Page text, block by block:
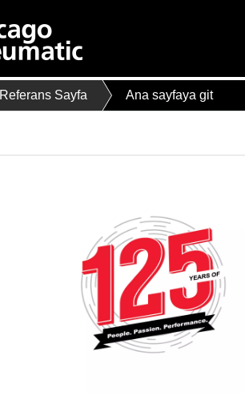
Referans Sayfa Ana sayfaya git